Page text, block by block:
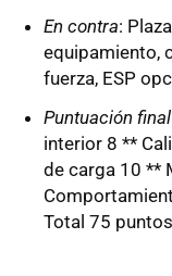
En contra:
equipamiento,
fuerza, ESP
Puntuación final
interior 8 **
de carga 10 **
Total 75 puntos